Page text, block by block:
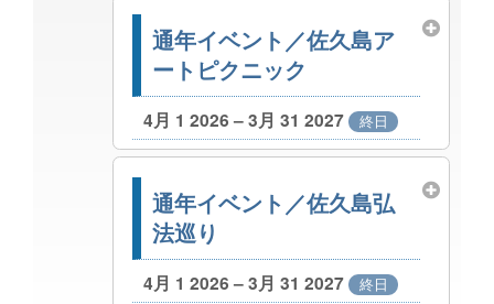
通年イベント／佐久島ア
ートピクニック
4月 1 2026 – 3月 31 2027 終日
通年イベント／佐久島弘
法巡り
4月 1 2026 – 3月 31 2027 終日